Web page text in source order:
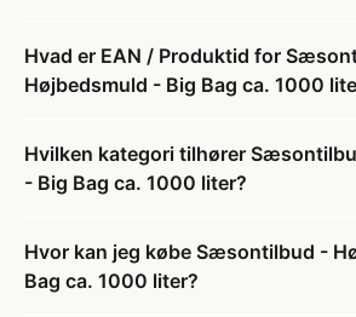
Hvad er EAN / Produktid for
Højbedsmuld - Big Bag ca. 1000
Hvilken kategori tilhører
- Big Bag ca. 1000 liter?
Hvor kan jeg købe Sæsontilbud -
Bag ca. 1000 liter?